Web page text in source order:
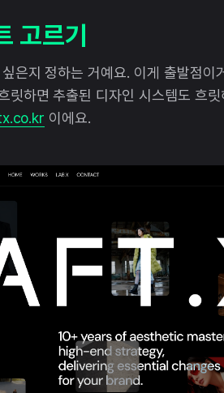
고르기
은지 정하는 거예요. 이게 출발점이
하면 추출된 디자인 시스템도 흐릿
이에요.